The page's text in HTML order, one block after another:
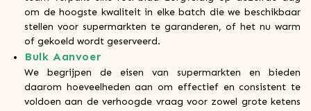
om de hoogste kwaliteit in elke batch die we beschikbaar
stellen voor supermarkten te garanderen, of het nu warm
of gekoeld wordt geserveerd.
Bulk Aanvoer
We begrijpen de eisen van supermarkten en bieden
daarom hoeveelheden aan om effectief en consistent te
voldoen aan de verhoogde vraag voor zowel grote ketens